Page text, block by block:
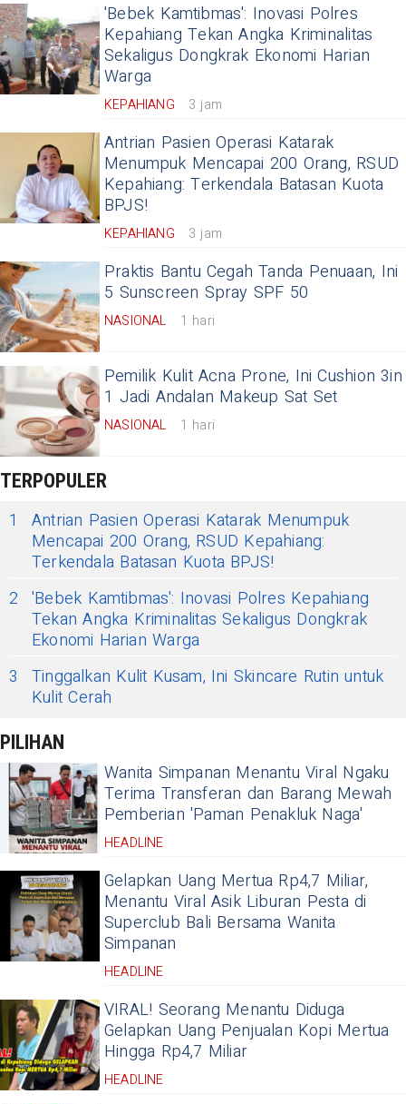
'Bebek Kamtibmas': Inovasi Polres
Kepahiang Tekan Angka Kriminalitas
Sekaligus Dongkrak Ekonomi Harian
Warga
KEPAHIANG 3 jam
Antrian Pasien Operasi Katarak
Menumpuk Mencapai 200 Orang, RSUD
Kepahiang: Terkendala Batasan Kuota
BPJS!
KEPAHIANG 3 jam
Praktis Bantu Cegah Tanda Penuaan, Ini
5 Sunscreen Spray SPF 50
NASIONAL 1 hari
Pemilik Kulit Acna Prone, Ini Cushion 3in
1 Jadi Andalan Makeup Sat Set
NASIONAL 1 hari
TERPOPULER
1
Antrian Pasien Operasi Katarak Menumpuk
Mencapai 200 Orang, RSUD Kepahiang:
Terkendala Batasan Kuota BPJS!
2 'Bebek Kamtibmas': Inovasi Polres Kepahiang
Tekan Angka Kriminalitas Sekaligus Dongkrak
Ekonomi Harian Warga
3
Tinggalkan Kulit Kusam, Ini Skincare Rutin untuk
Kulit Cerah
PILIHAN
Wanita Simpanan Menantu Viral Ngaku
Terima Transferan dan Barang Mewah
Pemberian 'Paman Penakluk Naga'
HEADLINE
Gelapkan Uang Mertua Rp4,7 Miliar,
Menantu Viral Asik Liburan Pesta di
Superclub Bali Bersama Wanita
Simpanan
HEADLINE
VIRAL! Seorang Menantu Diduga
Gelapkan Uang Penjualan Kopi Mertua
Hingga Rp4,7 Miliar
HEADLINE